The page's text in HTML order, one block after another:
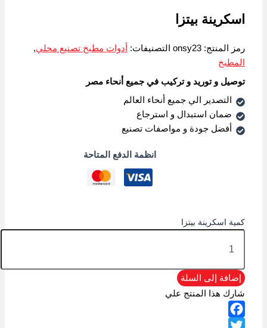
اسكرينة بيتزا
رمز المنتج:onsy23 التصنيفات: أدوات مطبخ تصنيع محلي,
المطبخ
توصيل و توريد و تركيب في جميع أنحاء مصر
التصدير الي جميع أنحاء العالم
ضمان استبدال و استرجاع
أفضل جودة و مواصفات تصنيع
انظمة الدفع المتاحة
كمية اسكرينة بيتزا
إضافة إلى السلة
شارك هذا المنتج علي
Facebook